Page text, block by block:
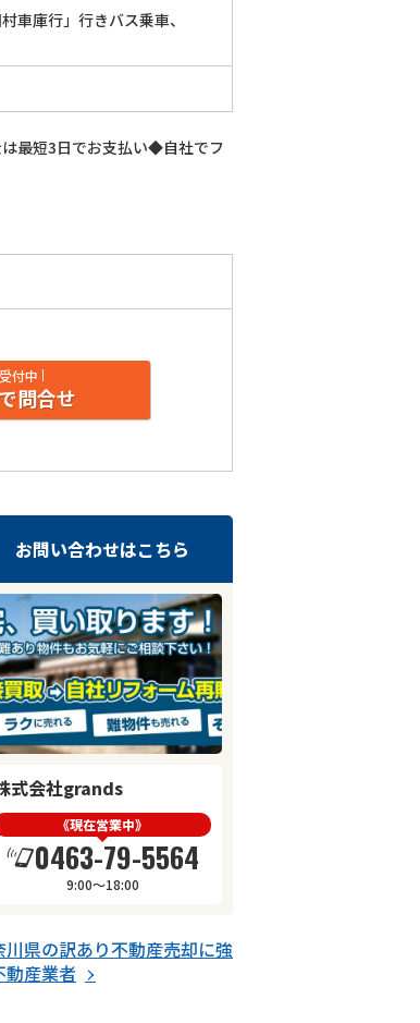
車庫行」行きバス乗車、
最短3日でお支払い◆自社でフ
付中
問合せ
お問い合わせはこちら
式会社grands
《現在営業中》
0463-79-5564
9:00～18:00
川県の訳あり不動産売却に強
動産業者